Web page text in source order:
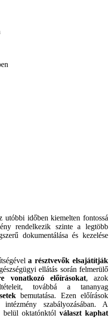
utóbbi időben kiemelten fontossá
rendelkezik szinte a legtöbb
dokumentálása és kezelése
a résztvevők elsajátítják
ellátás során felmerülő
vonatkozó előírásokat, azok
továbbá a tananyag
bemutatása. Ezen előírások
szabályozásában. A
belül oktatónktól választ kaphat